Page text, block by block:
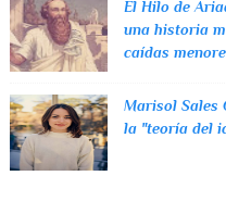
El Hilo de
una historia
caídas
Marisol Sales
la "teoría del